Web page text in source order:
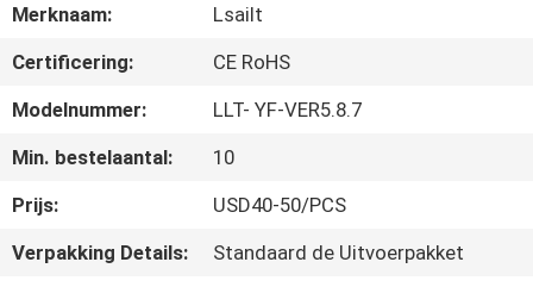
FABRIEKSREIS
KWALITEITSCONTROLE
CONTACTEER
ONS
Merknaam:
Lsailt
Certificering:
CE RoHS
Modelnummer:
LLT- YF-VER5.8.7
Min. bestelaantal:
10
Prijs:
USD40-50/PCS
Verpakking Details:
Standaard de Uitvoerpakket